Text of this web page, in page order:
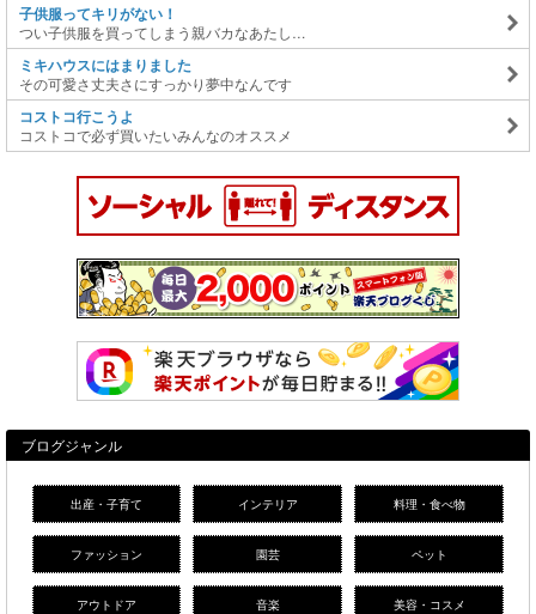
子供服ってキリがない！
つい子供服を買ってしまう親バカなあたし…
ミキハウスにはまりました
その可愛さ丈夫さにすっかり夢中なんです
コストコ行こうよ
コストコで必ず買いたいみんなのオススメ
ブログジャンル
出産・子育て インテリア 料理・食べ物
ファッション 園芸 ペット
アウトドア 音楽 美容・コスメ